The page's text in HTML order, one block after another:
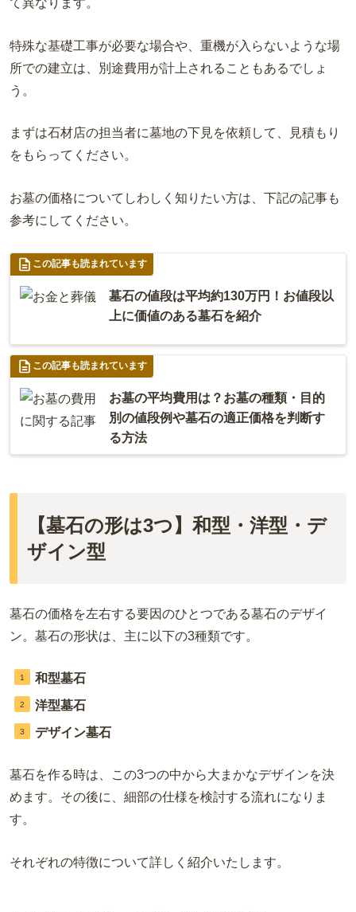
て異なります。
特殊な基礎工事が必要な場合や、重機が入らないような場
所での建立は、別途費用が計上されることもあるでしょ
う。
まずは石材店の担当者に墓地の下見を依頼して、見積もり
をもらってください。
お墓の価格についてしわしく知りたい方は、下記の記事も
参考にしてください。
この記事も読まれています
墓石の値段は平均約130万円！お値段以
上に価値のある墓石を紹介
この記事も読まれています
お墓の平均費用は？お墓の種類・目的
別の値段例や墓石の適正価格を判断す
る方法
【墓石の形は3つ】和型・洋型・デ
ザイン型
墓石の価格を左右する要因のひとつである墓石のデザイ
ン。墓石の形状は、主に以下の3種類です。
和型墓石
洋型墓石
デザイン墓石
墓石を作る時は、この3つの中から大まかなデザインを決
めます。その後に、細部の仕様を検討する流れになりま
す。
それぞれの特徴について詳しく紹介いたします。